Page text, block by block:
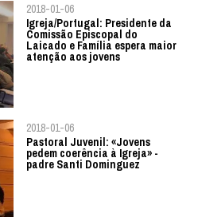
2018-01-06
Igreja/Portugal: Presidente da
Comissão Episcopal do
Laicado e Família espera maior
atenção aos jovens
2018-01-06
Pastoral Juvenil: «Jovens
pedem coerência à Igreja» -
padre Santi Dominguez